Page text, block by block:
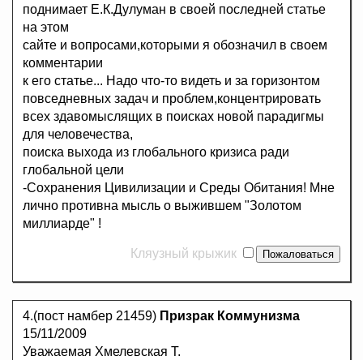
поднимает Е.К.Дулуман в своей последней статье
на этом
сайте и вопросами,которыми я обозначил в своем
комментарии
к его статье... Надо что-то видеть и за горизонтом
повседневных задач и проблем,концентрировать
всех здавомыслящих в поисках новой парадигмы
для человечества,
поиска выхода из глобального кризиса ради
глобальной цели
-Сохранения Цивилизации и Среды Обитания! Мне
лично противна мысль о выжившем "Золотом
миллиарде" !
Кляузный крыжик
4.(пост намбер 21459) Призрак Коммунизма
15/11/2009
Уважаемая Хмелевская Т.